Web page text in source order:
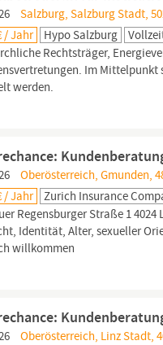
Salzburg, Salzburg Stadt,
/ Jahr
Hypo Salzburg
Rechtsträger,
Im
werden.
Oberösterreich, Gmunden,
/ Jahr
Zurich Insurance
Regensburger Straße 1
Identität, Alter, sexueller
willkommen
Oberösterreich, Linz Stadt,